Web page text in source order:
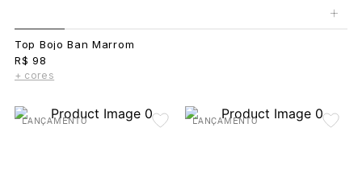
+
Top Bojo Ban Marrom
R$ 98
+ cores
LANÇAMENTO LANÇAMENTO